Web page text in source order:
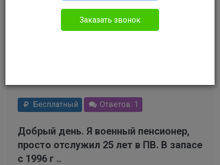
3) далее идет сортировка по дате публикации
вопроса - вначале самые свежие
Бесплатный Ответов: 1
Добрый день. Я военный пенсионер,
просто отслужил 25 лет в ПВ. В запасе
с 1996 г ..
Заказать звонок